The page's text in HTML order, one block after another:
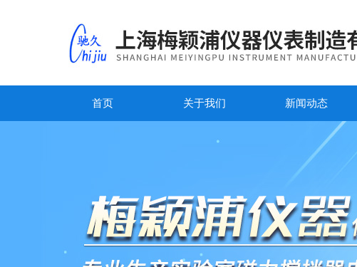
首页 关于我们 新闻动态